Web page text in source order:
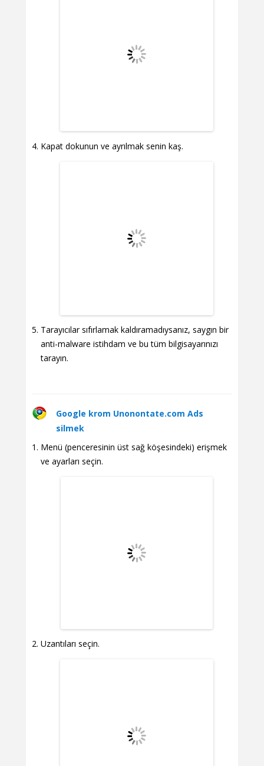
Kapat dokunun ve ayrılmak senin kaş.
Tarayıcılar sıfırlamak kaldıramadıysanız, saygın bir
anti-malware istihdam ve bu tüm bilgisayarınızı
tarayın.
Google krom Unonontate.com Ads
silmek
Menü (penceresinin üst sağ köşesindeki) erişmek
ve ayarları seçin.
Uzantıları seçin.